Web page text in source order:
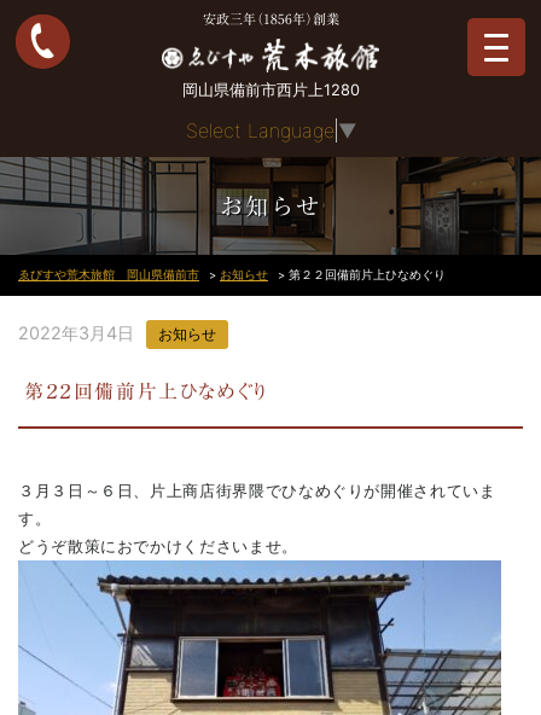
安政三年（1856年）創業
岡山県備前市西片上1280
Select Language ▼
お知らせ
ゑびすや荒木旅館 岡山県備前市 > お知らせ > 第２２回備前片上ひなめぐり
2022年3月4日 お知らせ
第２２回備前片上ひなめぐり
３月３日～６日、片上商店街界隈でひなめぐりが開催されていま
す。
どうぞ散策におでかけくださいませ。